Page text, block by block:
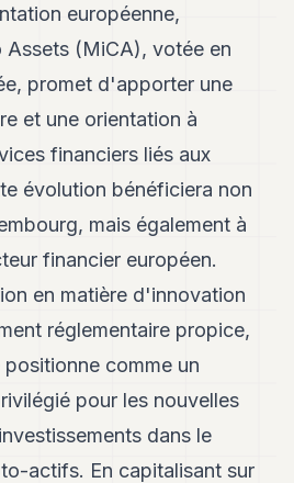
européenne,
Assets (MiCA), votée en
promet d'apporter une
et une orientation à
financiers liés aux
évolution bénéficiera non
mais également à
financier européen.
en matière d'innovation
réglementaire propice,
comme un
pour les nouvelles
dans le
actifs. En capitalisant sur